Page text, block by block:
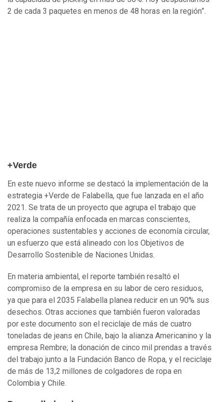
2 de cada 3 paquetes en menos de 48 horas en la región”.
+Verde
En este nuevo informe se destacó la implementación de la
estrategia +Verde de Falabella, que fue lanzada en el año
2021. Se trata de un proyecto que agrupa el trabajo que
realiza la compañía enfocada en marcas conscientes,
operaciones sustentables y acciones de economía circular,
un esfuerzo que está alineado con los Objetivos de
Desarrollo Sostenible de Naciones Unidas.
En materia ambiental, el reporte también resaltó el
compromiso de la empresa en su labor de cero residuos,
ya que para el 2035 Falabella planea reducir en un 90% sus
desechos. Otras acciones que también fueron valoradas
por este documento son el reciclaje de más de cuatro
toneladas de jeans en Chile, bajo la alianza Americanino y la
empresa Rembre; la donación de cinco mil prendas a través
del trabajo junto a la Fundación Banco de Ropa, y el reciclaje
de más de 13,2 millones de colgadores de ropa en
Colombia y Chile.